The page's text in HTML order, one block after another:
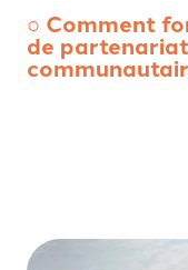
○ Comment
de